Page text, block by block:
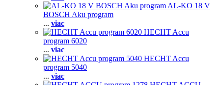
AL-KO 18 V
BOSCH Aku program
... viac
HECHT Accu
program 6020
... viac
HECHT Accu
program 5040
... viac